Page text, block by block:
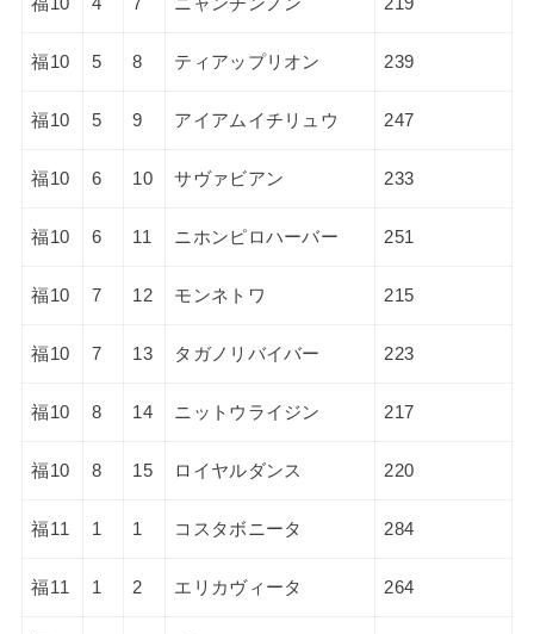
福10 5 8 ティアップリオン 239
福10 5 9 アイアムイチリュウ 247
福10 6 10 サヴァビアン 233
福10 6 11 ニホンピロハーバー 251
福10 7 12 モンネトワ 215
福10 7 13 タガノリバイバー 223
福10 8 14 ニットウライジン 217
福10 8 15 ロイヤルダンス 220
福11 1 1 コスタボニータ 284
福11 1 2 エリカヴィータ 264